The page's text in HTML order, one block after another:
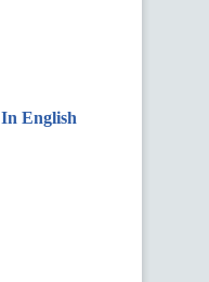
In English